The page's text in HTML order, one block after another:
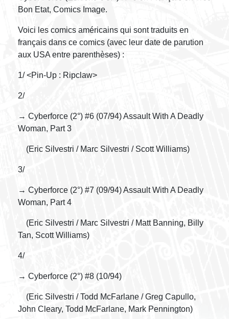
Bon Etat, Comics Image.
Voici les comics américains qui sont traduits en
français dans ce comics (avec leur date de parution
aux USA entre parenthèses) :
1/ <Pin-Up : Ripclaw>
2/
→ Cyberforce (2°) #6 (07/94) Assault With A Deadly
Woman, Part 3
(Eric Silvestri / Marc Silvestri / Scott Williams)
3/
→ Cyberforce (2°) #7 (09/94) Assault With A Deadly
Woman, Part 4
(Eric Silvestri / Marc Silvestri / Matt Banning, Billy
Tan, Scott Williams)
4/
→ Cyberforce (2°) #8 (10/94)
(Eric Silvestri / Todd McFarlane / Greg Capullo,
John Cleary, Todd McFarlane, Mark Pennington)